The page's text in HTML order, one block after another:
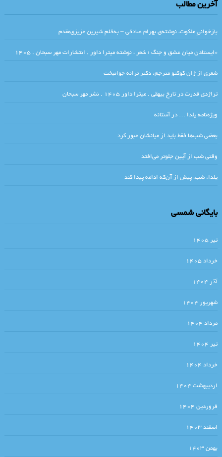
آخرین مطالب
بازخوانیِ ملکوت، نوشته‌ی بهرام صادقی – به‌قلمِ شیرین عزیزی‌مقدم
«ایستادن میان عشق و جنگ ؛ شعر ، نوشته میترا داور . انتشارات مهر سبحان . ۱۴۰۵
شعری از ژان کوکتو مترجم: دکتر ترانه جوانبخت
تراژدی قدرت در تارخ بیهقی . میترا داور ۱۴۰۵ . نشر مهر سبحان
ویژه‌نامه یلدا … در آستانه
بعضی شب‌ها فقط باید از میانشان عبور کرد
وقتی شب از آیین جلوتر می‌افتد
یلدا: شب، پیش از آن‌که ادامه پیدا کند
بایگانی شمسی
تیر ۱۴۰۵
خرداد ۱۴۰۵
آذر ۱۴۰۴
شهریور ۱۴۰۴
مرداد ۱۴۰۴
تیر ۱۴۰۴
خرداد ۱۴۰۴
اردیبهشت ۱۴۰۴
فروردین ۱۴۰۴
اسفند ۱۴۰۳
بهمن ۱۴۰۳